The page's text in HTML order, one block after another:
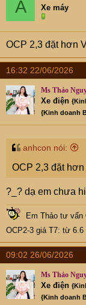
A Xe máy
OCP 2,3 đặt hơn
16:32 22/06/2026
Ms Thảo
Xe điện
{Kinh doanh
anhcon nói:
OCP 2,3 đặt
?_? dạ em chưa
Em Thảo tư vấn
OCP2-3 giá T7: từ 6.6
09:02 26/06/2026
Ms Thảo
Xe điện
{Kinh doanh